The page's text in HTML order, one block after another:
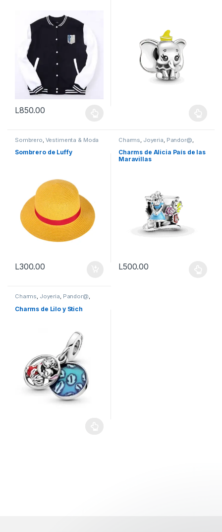
L850.00
Sombrero Vestimenta & Moda
Sombrero de Luffy
L300.00
Charms Joyeria Pandor@
Vestimenta & Moda
Charms de Alicia País de las
Maravillas
L500.00
Charms, Joyeria, Pandor@,
Charms de Lilo y Stich